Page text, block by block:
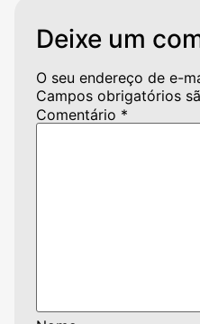
Deixe um
O seu endereço de e-
Campos obrigatórios
Comentário *